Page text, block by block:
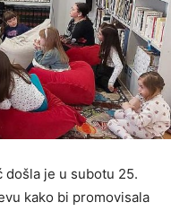
došla je u subotu 25.
kako bi promovisala